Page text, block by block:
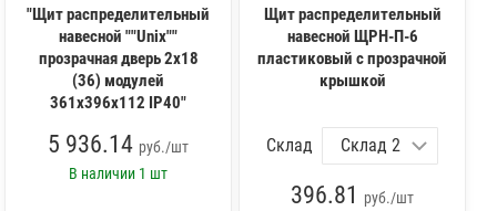
"Щит распределительный
навесной ""Unix""
прозрачная дверь 2х18
(36) модулей
361x396x112 IP40"
5 936.14 руб./шт
В наличии 1 шт
Щит распределительный
навесной ЩРН-П-6
пластиковый с прозрачной
крышкой
Склад
396.81
руб./шт